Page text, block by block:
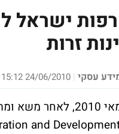
זרות
עסקי |
24/06/2010 15:12
ב-10 במאי 2010,